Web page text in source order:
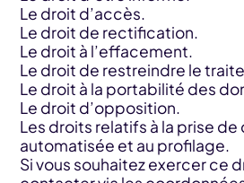
Le droit d’accès.
Le droit de rectification.
Le droit à l’effacement.
Le droit de restreindre le
Le droit à la portabilité des
Le droit d’opposition.
Les droits relatifs à la prise de
automatisée et au profilage.
Si vous souhaitez exercer ce